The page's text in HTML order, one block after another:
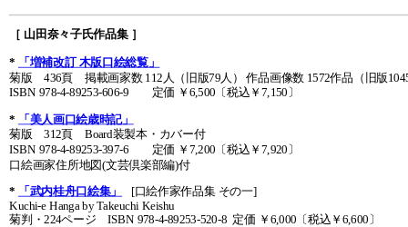
［ 山田奈々子氏作品集 ］
* 「増補改訂 木版口絵総覧」
菊版 436頁 掲載画家数 112人（旧版79人） 作品画像数 1572作品（旧版1045
ISBN 978-4-89253-606-9 定価 ￥6,500〔税込￥7,150〕
* 「美人画口絵歳時記」
菊版 312頁 Board装製本・カバー付
ISBN 978-4-89253-397-6 定価 ￥7,200〔税込￥7,920〕
口絵画家住所地図(文芸倶楽部編)付
* 「武内桂舟口絵集」
[口絵作家作品集 その一]
Kuchi-e Hanga by Takeuchi Keishu
菊判・224ページ ISBN 978-4-89253-520-8 定価 ￥6,000〔税込￥6,600〕